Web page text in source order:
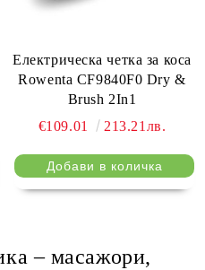
Електрическа четка за коса
Rowenta CF9840F0 Dry &
Brush 2In1
€109.01
213.21лв.
– масажори,